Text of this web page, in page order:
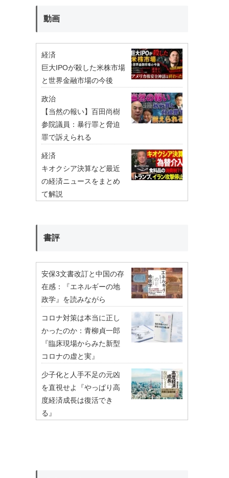
動画
経済
巨大IPOが殺した米株市場
と世界金融市場の今後
政治
【当然の報い】百田尚樹
参院議員：暴行罪と脅迫
罪で訴えられる
経済
キオクシア決算など最近
の経済ニュースをまとめ
て解説
書評
安保3文書改訂と中国の存
在感：『エネルギーの地
政学』を読みながら
コロナ対策は本当に正し
かったのか：青柳貞一郎
『臨床現場からみた新型
コロナの虚と実』
少子化と人手不足の元凶
を直視せよ『やっぱり高
度経済成長は復活でき
る』